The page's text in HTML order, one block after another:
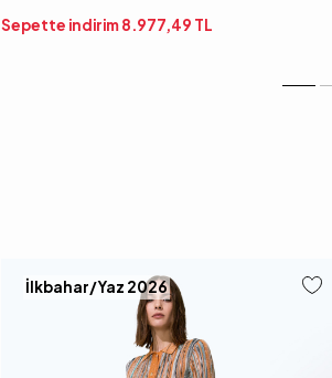
Sepette indirim8.977,49 TL
İlkbahar/Yaz 2026